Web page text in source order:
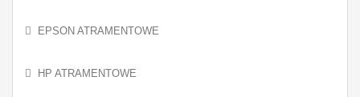
EPSON ATRAMENTOWE
HP ATRAMENTOWE